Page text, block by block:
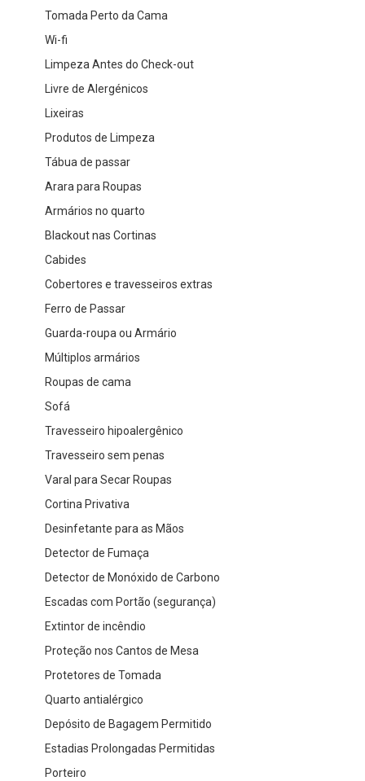
Tomada Perto da Cama
Wi-fi
Limpeza Antes do Check-out
Livre de Alergénicos
Lixeiras
Produtos de Limpeza
Tábua de passar
Arara para Roupas
Armários no quarto
Blackout nas Cortinas
Cabides
Cobertores e travesseiros extras
Ferro de Passar
Guarda-roupa ou Armário
Múltiplos armários
Roupas de cama
Sofá
Travesseiro hipoalergênico
Travesseiro sem penas
Varal para Secar Roupas
Cortina Privativa
Desinfetante para as Mãos
Detector de Fumaça
Detector de Monóxido de Carbono
Escadas com Portão (segurança)
Extintor de incêndio
Proteção nos Cantos de Mesa
Protetores de Tomada
Quarto antialérgico
Depósito de Bagagem Permitido
Estadias Prolongadas Permitidas
Porteiro